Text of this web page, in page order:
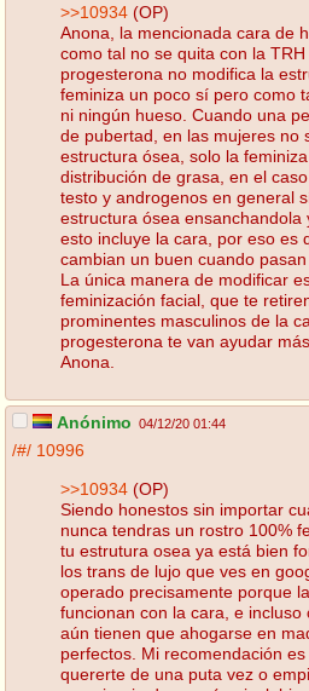
>>10934 (OP)
Anona, la mencionada cara de
como tal no se quita con la
progesterona no modifica la
feminiza un poco sí pero como
ni ningún hueso. Cuando una
de pubertad, en las mujeres no
estructura ósea, solo la
distribución de grasa, en el
testo y androgenos en general
estructura ósea ensanchandola
esto incluye la cara, por eso es
cambian un buen cuando pasan
La única manera de modificar
feminización facial, que te
prominentes masculinos de la
progesterona te van ayudar
Anona.
Anónimo 04/12/20 01:44
/#/ 10996
>>10934 (OP)
Siendo honestos sin importar
nunca tendras un rostro 100%
tu estrutura osea ya está bien
los trans de lujo que ves en
operado precisamente porque
funcionan con la cara, e
aún tienen que ahogarse en
perfectos. Mi recomendación
quererte de una puta vez o